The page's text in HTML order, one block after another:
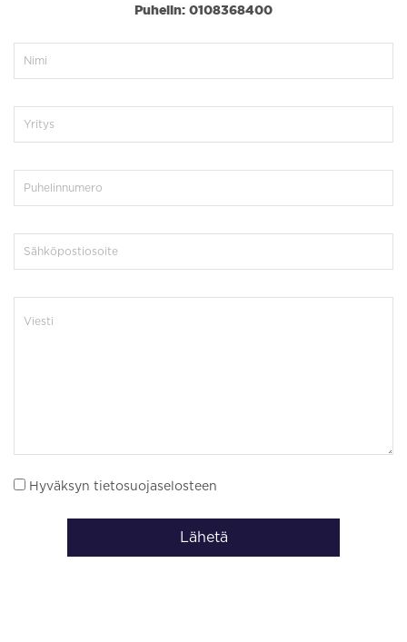
Puhelin: 0108368400
Hyväksyn tietosuojaselosteen
Lähetä